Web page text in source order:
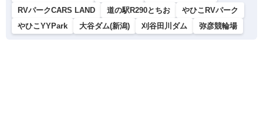
RVパークCARS LAND
道の駅R290とちお
やひこRVパーク
やひこYYPark
大谷ダム(新潟) 刈谷田川ダム 弥彦競輪場